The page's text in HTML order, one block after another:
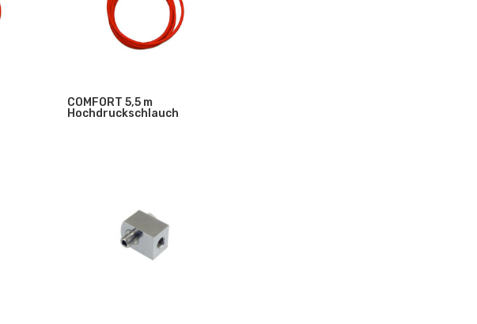
COMFORT 5,5 m
Hochdruckschlauch